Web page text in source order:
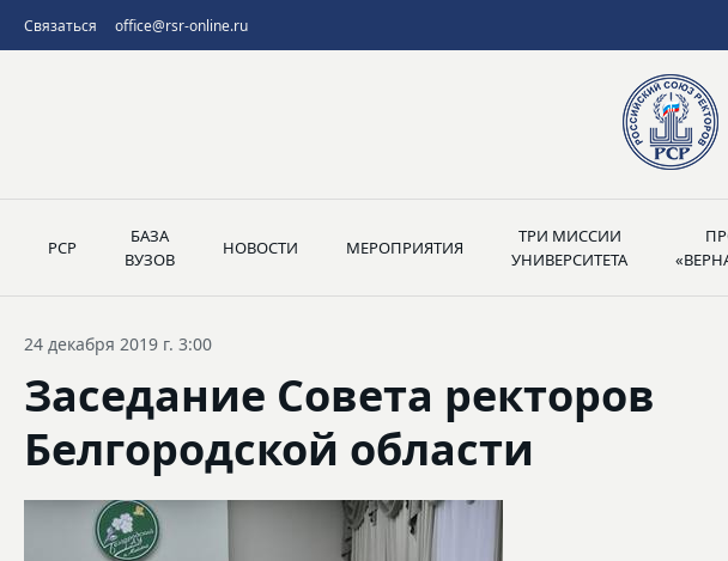
Связаться office@rsr-online.ru
РСР
БАЗА
ВУЗОВ
НОВОСТИ МЕРОПРИЯТИЯ
ТРИ МИССИИ
УНИВЕРСИТЕТА
24 декабря 2019 г. 3:00
Заседание Совета ректоров
Белгородской области